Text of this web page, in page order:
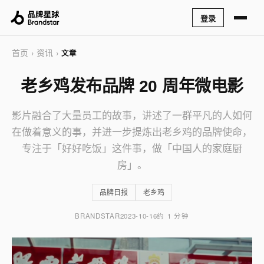
登录
首页 › 资讯 › 文章
老乡鸡发布品牌 20 周年微电影
影片融合了大量员工的故事，讲述了一群平凡的人如何
在做着意义的事，并进一步提炼出老乡鸡的品牌使命，
专注于「好好吃饭」这件事，做「中国人的家庭厨
房」。
品牌日报 老乡鸡
BRANDSTAR2023-10-16约 1 分钟